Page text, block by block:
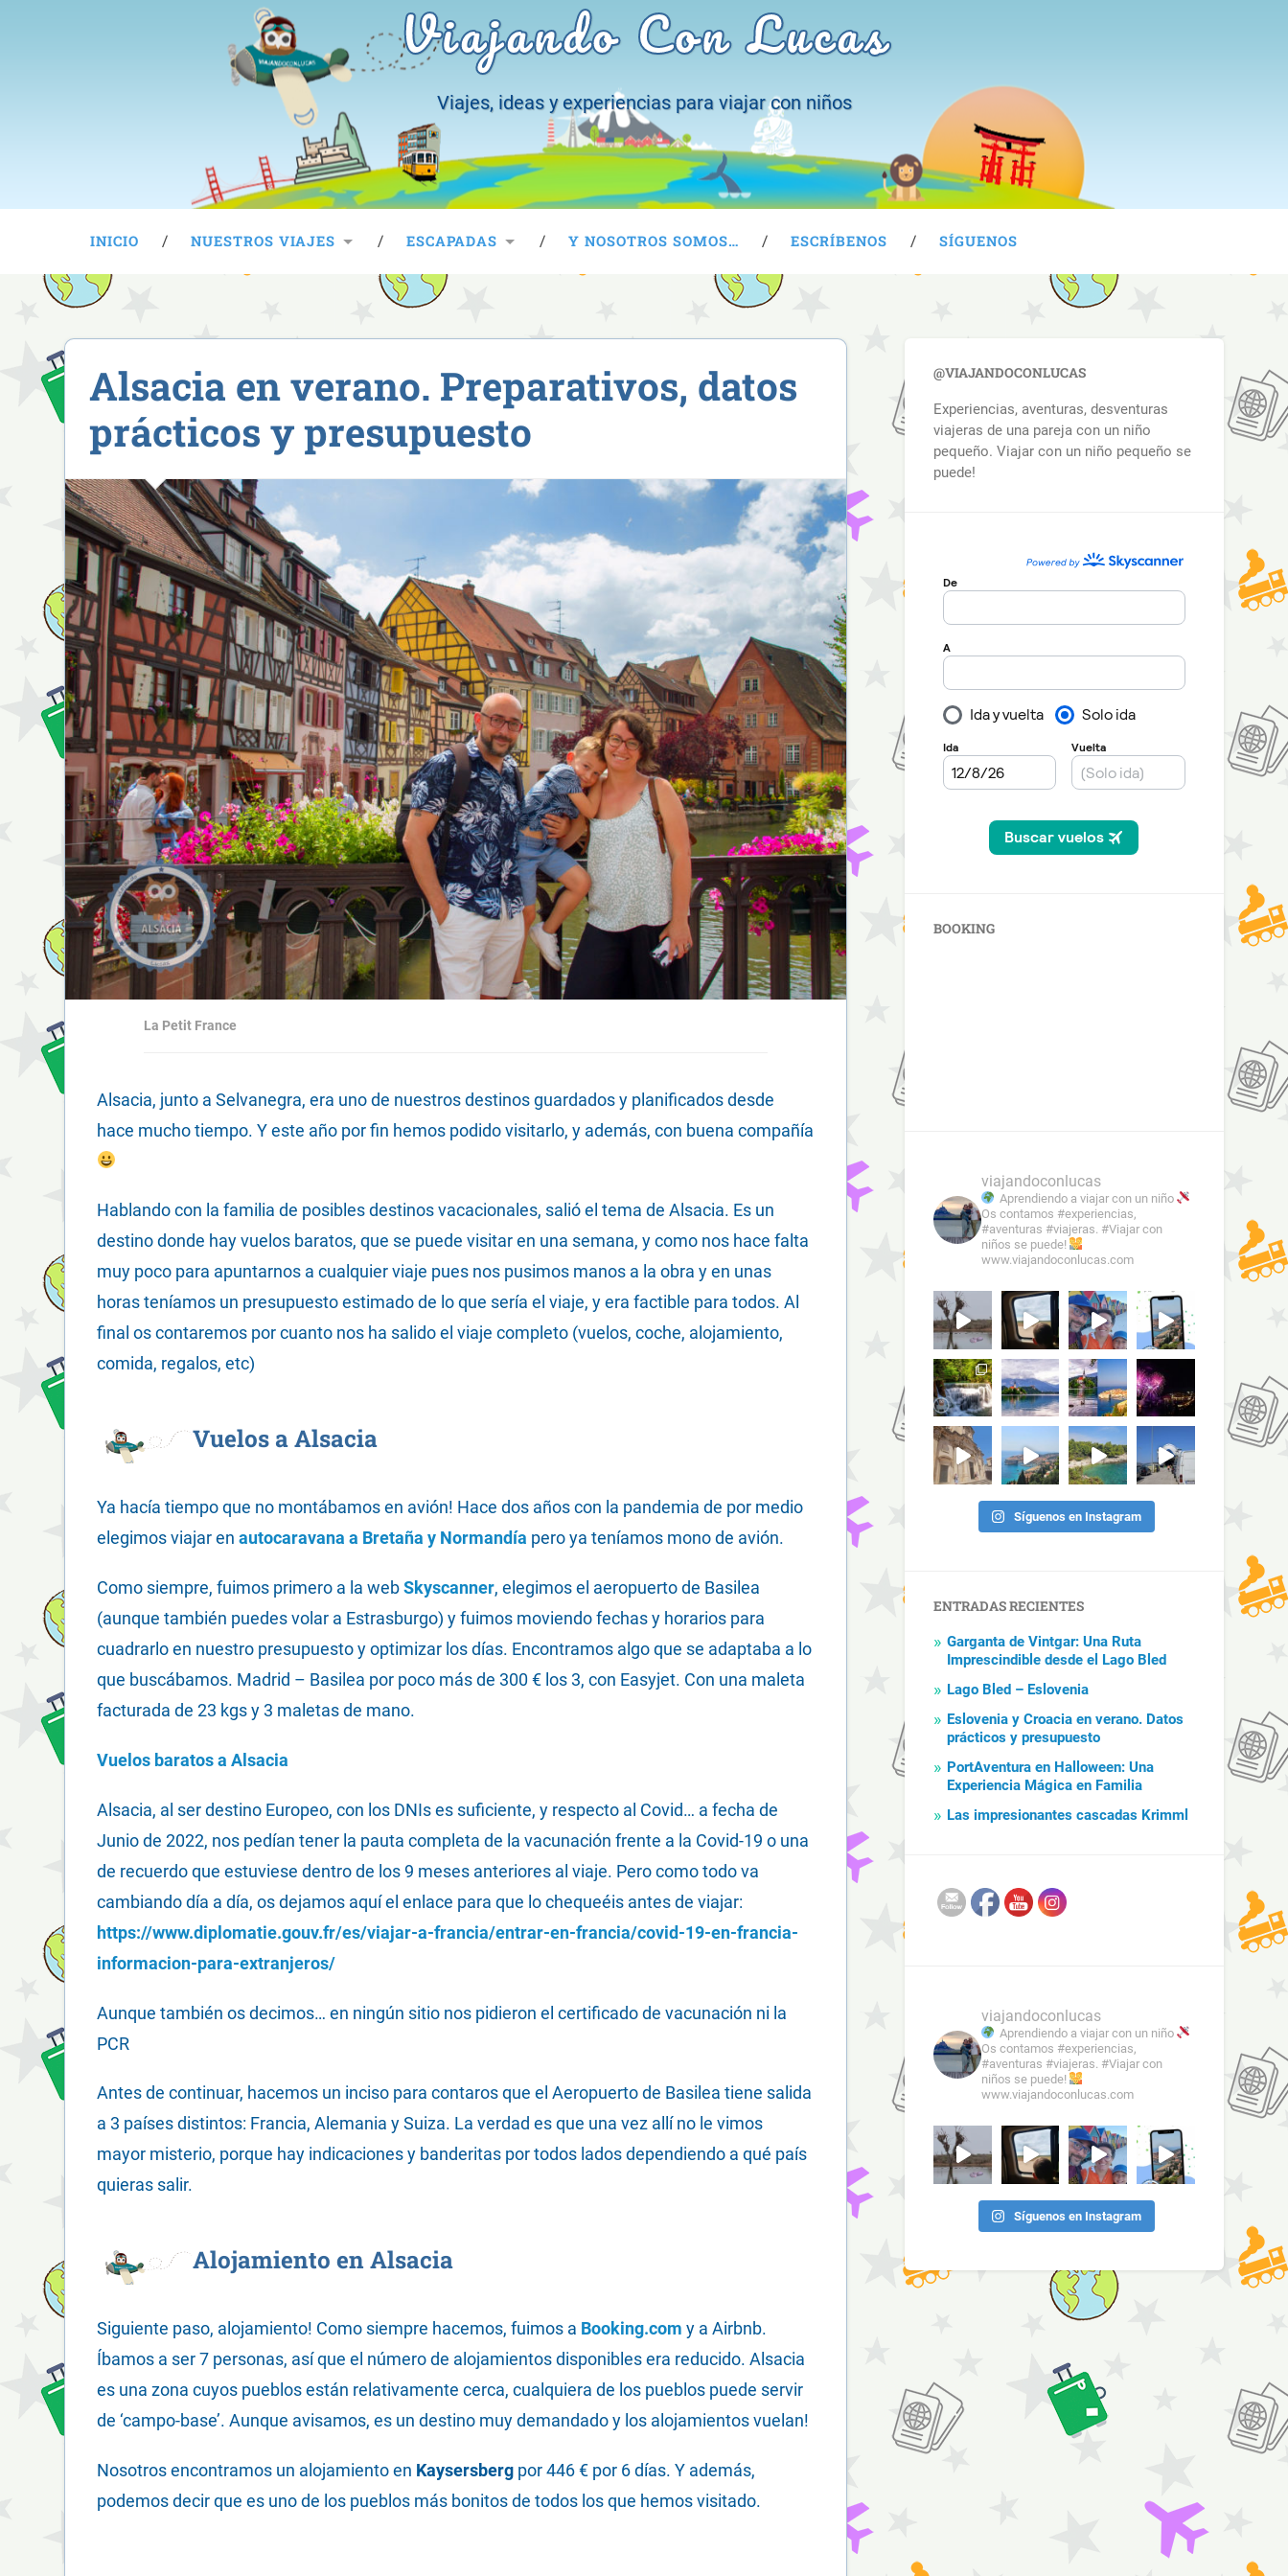
Viajando Con Lucas
Viajes, ideas y experiencias para viajar con niños
INICIO NUESTROS VIAJES ESCAPADAS Y NOSOTROS SOMOS… ESCRÍBENOS SÍGUENOS
Alsacia en verano. Preparativos, datos
prácticos y presupuesto
La Petit France
Alsacia, junto a Selvanegra, era uno de nuestros destinos guardados y planificados desde
hace mucho tiempo. Y este año por fin hemos podido visitarlo, y además, con buena compañía
Hablando con la familia de posibles destinos vacacionales, salió el tema de Alsacia. Es un
destino donde hay vuelos baratos, que se puede visitar en una semana, y como nos hace falta
muy poco para apuntarnos a cualquier viaje pues nos pusimos manos a la obra y en unas
horas teníamos un presupuesto estimado de lo que sería el viaje, y era factible para todos. Al
final os contaremos por cuanto nos ha salido el viaje completo (vuelos, coche, alojamiento,
comida, regalos, etc)
Vuelos a Alsacia
Ya hacía tiempo que no montábamos en avión! Hace dos años con la pandemia de por medio
elegimos viajar en autocaravana a Bretaña y Normandía pero ya teníamos mono de avión.
Como siempre, fuimos primero a la webSkyscanner, elegimos el aeropuerto de Basilea
(aunque también puedes volar a Estrasburgo) y fuimos moviendo fechas y horarios para
cuadrarlo en nuestro presupuesto y optimizar los días. Encontramos algo que se adaptaba a lo
que buscábamos. Madrid – Basilea por poco más de 300 € los 3, con Easyjet. Con una maleta
facturada de 23 kgs y 3 maletas de mano.
Vuelos baratos a Alsacia
Alsacia, al ser destino Europeo, con los DNIs es suficiente, y respecto al Covid… a fecha de
Junio de 2022, nos pedían tener la pauta completa de la vacunación frente a la Covid-19 o una
de recuerdo que estuviese dentro de los 9 meses anteriores al viaje. Pero como todo va
cambiando día a día, os dejamos aquí el enlace para que lo chequeéis antes de viajar:
https://www.diplomatie.gouv.fr/es/viajar-a-francia/entrar-en-francia/covid-19-en-francia-
informacion-para-extranjeros/
Aunque también os decimos… en ningún sitio nos pidieron el certificado de vacunación ni la
PCR
Antes de continuar, hacemos un inciso para contaros que el Aeropuerto de Basilea tiene salida
a 3 países distintos: Francia, Alemania y Suiza. La verdad es que una vez allí no le vimos
mayor misterio, porque hay indicaciones y banderitas por todos lados dependiendo a qué país
quieras salir.
Alojamiento en Alsacia
Siguiente paso, alojamiento! Como siempre hacemos, fuimos a Booking.com y a Airbnb.
Íbamos a ser 7 personas, así que el número de alojamientos disponibles era reducido. Alsacia
es una zona cuyos pueblos están relativamente cerca, cualquiera de los pueblos puede servir
de ‘campo-base’. Aunque avisamos, es un destino muy demandado y los alojamientos vuelan!
Nosotros encontramos un alojamiento en Kaysersbergpor 446 € por 6 días. Y además,
podemos decir que es uno de los pueblos más bonitos de todos los que hemos visitado.
@VIAJANDOCONLUCAS
Experiencias, aventuras, desventuras
viajeras de una pareja con un niño
pequeño. Viajar con un niño pequeño se
puede!
BOOKING
viajandoconlucas
Aprendiendo a viajar con un niño
Os contamos #experiencias,
#aventuras #viajeras. #Viajar con
niños se puede!
www.viajandoconlucas.com
Síguenos en Instagram
ENTRADAS RECIENTES
Garganta de Vintgar: Una Ruta
Imprescindible desde el Lago Bled
Lago Bled – Eslovenia
Eslovenia y Croacia en verano. Datos
prácticos y presupuesto
PortAventura en Halloween: Una
Experiencia Mágica en Familia
Las impresionantes cascadas Krimml
viajandoconlucas
Aprendiendo a viajar con un niño
Os contamos #experiencias,
#aventuras #viajeras. #Viajar con
niños se puede!
www.viajandoconlucas.com
Síguenos en Instagram